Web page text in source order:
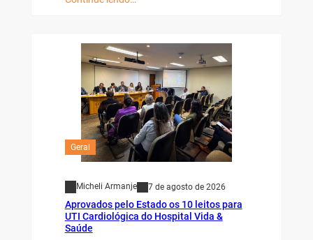
Geral
Micheli Armanje 7 de agosto de 2026
Aprovados pelo Estado os 10 leitos para
UTI Cardiológica do Hospital Vida &
Saúde